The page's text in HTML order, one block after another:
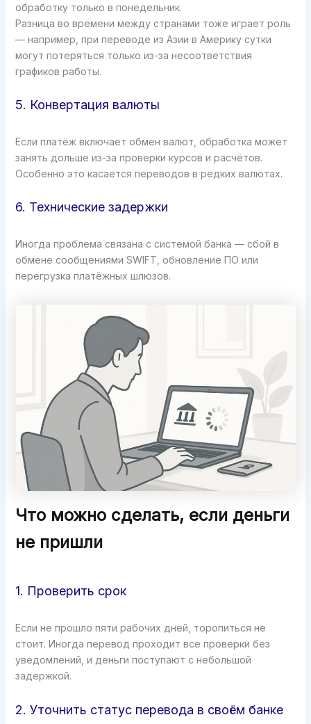
обработку только в понедельник.
Разница во времени между странами тоже играет роль
— например, при переводе из Азии в Америку сутки
могут потеряться только из-за несоответствия
графиков работы.
5. Конвертация валюты
Если платёж включает обмен валют, обработка может
занять дольше из-за проверки курсов и расчётов.
Особенно это касается переводов в редких валютах.
6. Технические задержки
Иногда проблема связана с системой банка — сбой в
обмене сообщениями SWIFT, обновление ПО или
перегрузка платёжных шлюзов.
Что можно сделать, если деньги
не пришли
1. Проверить срок
Если не прошло пяти рабочих дней, торопиться не
стоит. Иногда перевод проходит все проверки без
уведомлений, и деньги поступают с небольшой
задержкой.
2. Уточнить статус перевода в своём банке